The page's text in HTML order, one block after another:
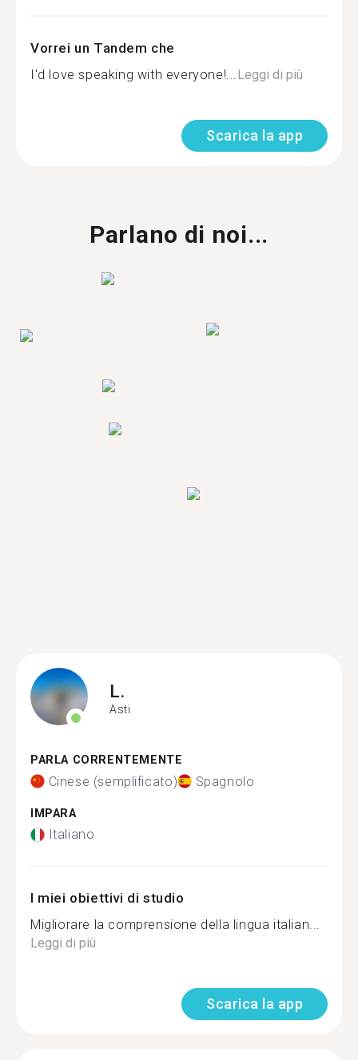
Vorrei un Tandem che
I'd love speaking with everyone!...Leggi di più
Scarica la app
Parlano di noi...
L.
Asti
PARLA CORRENTEMENTE
Cinese (semplificato) Spagnolo
IMPARA
Italiano
I miei obiettivi di studio
Migliorare la comprensione della lingua italian...
Leggi di più
Scarica la app